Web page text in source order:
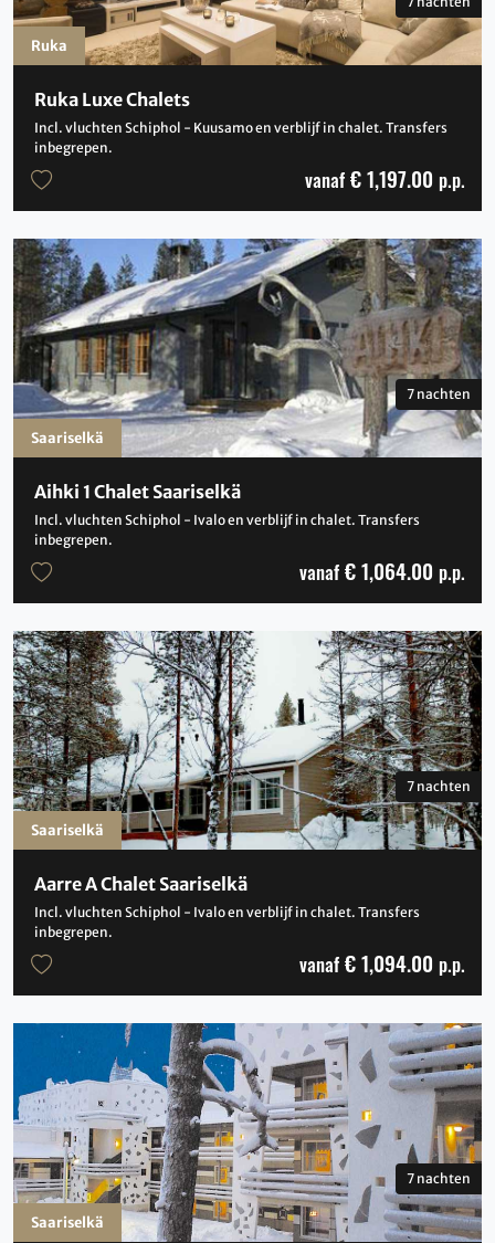
Ruka Luxe Chalets
Incl. vluchten Schiphol - Kuusamo en verblijf in chalet. Transfers
inbegrepen.
vanaf € 1,197.00 p.p.
Ruka
Aihki 1 Chalet Saariselkä
Incl. vluchten Schiphol - Ivalo en verblijf in chalet. Transfers
inbegrepen.
7 nachten
vanaf € 1,064.00 p.p.
Saariselkä
Aarre A Chalet Saariselkä
Incl. vluchten Schiphol - Ivalo en verblijf in chalet. Transfers
inbegrepen.
7 nachten
vanaf € 1,094.00 p.p.
Saariselkä
7 nachten
Saariselkä